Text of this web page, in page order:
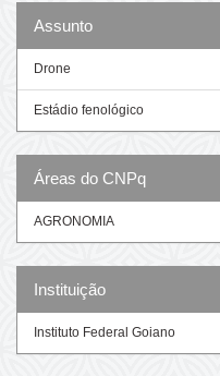
Assunto
Drone
Estádio fenológico
Áreas do CNPq
AGRONOMIA
Instituição
Instituto Federal Goiano